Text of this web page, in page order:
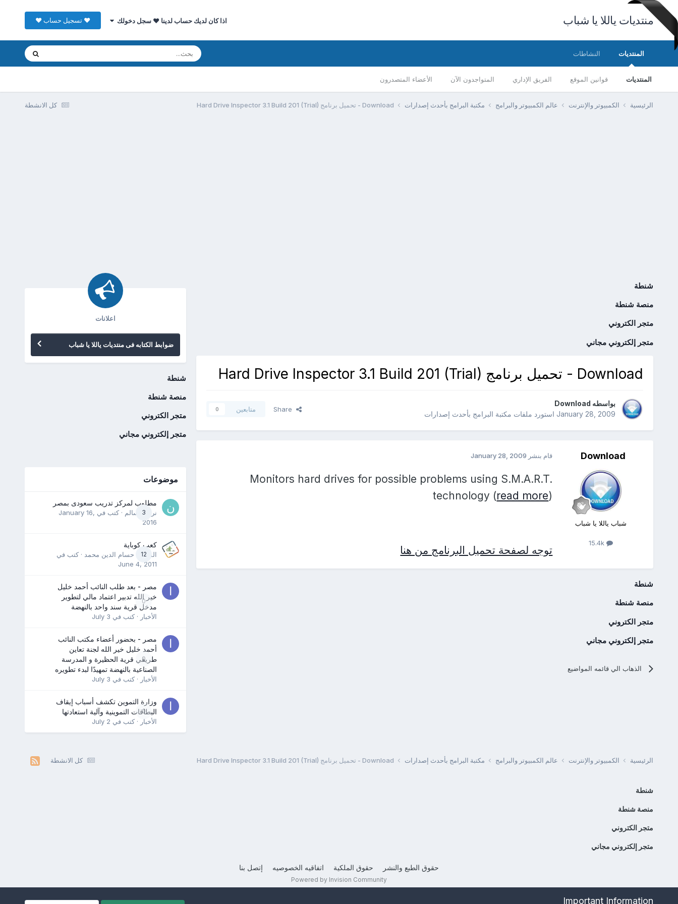
منتديات ياللا يا شباب اذا كان لديك حساب لدينا ♥ سجل دخولك ♥ تسجيل حساب ♥
المنتديات
المنتديات قوانين الموقع الفريق الإداري المتواجدون الآن الأعضاء المتصدرون
النشاطات
كل الانشطة الرئيسية الكمبيوتر والإنترنت عالم الكمبيوتر والبرامج مكتبة البرامج بأحدث إصدارات Download - تحميل برنامج Hard Drive Inspector 3.1 Build 201 (Trial)
شنطة
منصة شنطة
متجر الكتروني
متجر إلكتروني مجاني
Download - تحميل برنامج Hard Drive Inspector 3.1 Build 201 (Trial)
بواسطه Download
January 28, 2009استورد ملفات مكتبة البرامج بأحدث إصدارات
Share متابعين 0
Download
شباب ياللا يا شباب
15.4k
قام بنشر January 28, 2009
Monitors hard drives for possible problems using S.M.A.R.T.
technology (read more)
توجه لصفحة تحميل البرنامج من هنا
شنطة
منصة شنطة
متجر الكتروني
متجر إلكتروني مجاني
الذهاب الي قائمه المواضيع
اعلانات
ضوابط الكتابه فى منتديات ياللا يا شباب
شنطة
منصة شنطة
متجر الكتروني
متجر إلكتروني مجاني
موضوعات
3
مطلوب لمركز تدريب سعودى بمصر
نرمين سالم · كتب في January 16,
2016
12
كعب كوباية
المدرب حسام الدين محمد · كتب في
June 4, 2011
0
مصر - بعد طلب النائب أحمد خليل
خير الله تدبير اعتماد مالي لتطوير
مدخل قرية سند واحد بالنهضة
الأخبار · كتب في July 3
0
مصر - بحضور أعضاء مكتب النائب
أحمد خليل خير الله لجنة تعاين
طريقي قرية الحظيرة و المدرسة
الصناعية بالنهضة تمهيدًا لبدء تطويره
الأخبار · كتب في July 3
0
وزارة التموين تكشف أسباب إيقاف
البطاقات التموينية وآلية استعادتها
الأخبار · كتب في July 2
كل الانشطة الرئيسية الكمبيوتر والإنترنت عالم الكمبيوتر والبرامج مكتبة البرامج بأحدث إصدارات Download - تحميل برنامج Hard Drive Inspector 3.1 Build 201 (Trial)
شنطة
منصة شنطة
متجر الكتروني
متجر إلكتروني مجاني
حقوق الطبع والنشر حقوق الملكية اتفاقيه الخصوصيه إتصل بنا
Powered by Invision Community
Important Information